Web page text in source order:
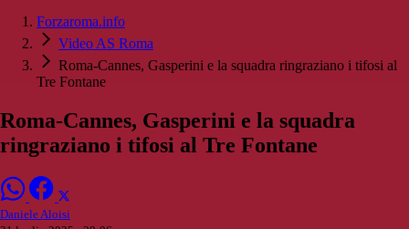
Forzaroma.info
Video AS Roma
Roma-Cannes, Gasperini e la squadra ringraziano i tifosi al
Tre Fontane
Roma-Cannes, Gasperini e la squadra
ringraziano i tifosi al Tre Fontane
Daniele Aloisi